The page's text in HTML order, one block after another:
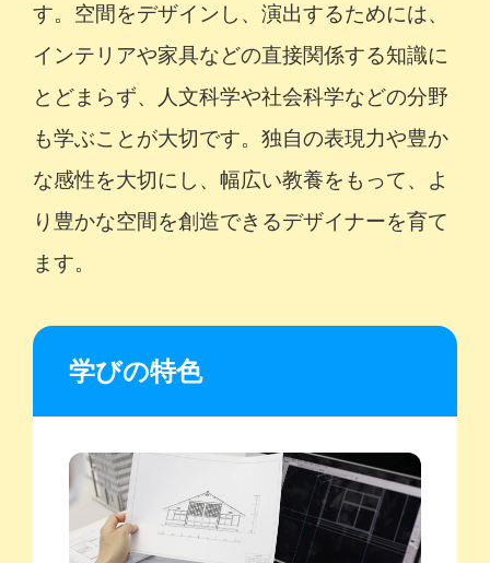
す。空間をデザインし、演出するためには、
インテリアや家具などの直接関係する知識に
とどまらず、人文科学や社会科学などの分野
も学ぶことが大切です。独自の表現力や豊か
な感性を大切にし、幅広い教養をもって、よ
り豊かな空間を創造できるデザイナーを育て
ます。
学びの特色